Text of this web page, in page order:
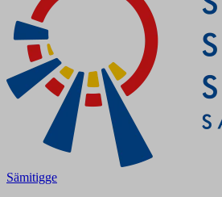
Sämitigge